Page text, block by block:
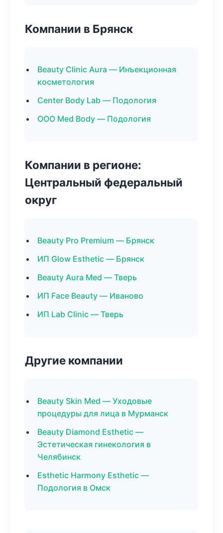
Компании в Брянск
Beauty Clinic Aura — Инъекционная
косметология
Center Body Lab — Подология
ООО Med Body — Подология
Компании в регионе:
Центральный федеральный
округ
Beauty Pro Premium — Брянск
ИП Glow Esthetic — Брянск
Beauty Aura Med — Тверь
ИП Face Beauty — Иваново
ИП Lab Clinic — Тверь
Другие компании
Beauty Skin Med — Уходовые
процедуры для лица в Мурманск
Beauty Diamond Esthetic —
Эстетическая гинекология в
Челябинск
Esthetic Harmony Esthetic —
Подология в Омск